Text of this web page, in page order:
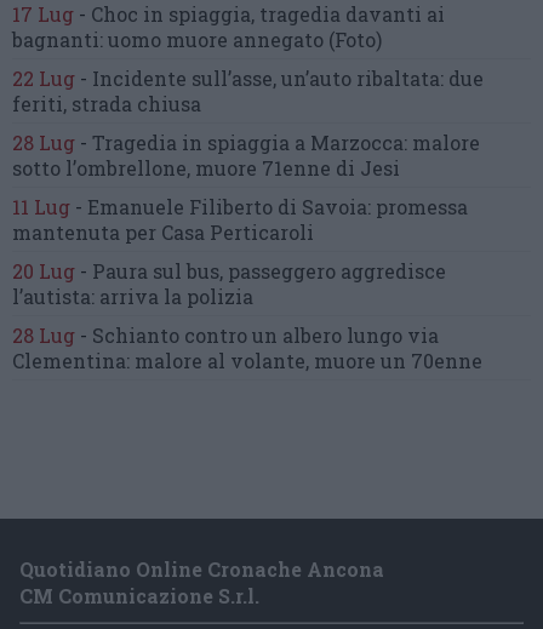
17 Lug - Choc in spiaggia, tragedia davanti ai
bagnanti:uomo muore annegato (Foto)
22 Lug - Incidente sull’asse, un’auto ribaltata: due
feriti, strada chiusa
28 Lug - Tragedia in spiaggia a Marzocca: malore
sotto l’ombrellone, muore 71enne di Jesi
11 Lug - Emanuele Filiberto di Savoia: promessa
mantenuta per Casa Perticaroli
20 Lug - Paura sul bus, passeggero aggredisce
l’autista: arriva la polizia
28 Lug - Schianto contro un albero lungo via
Clementina: malore al volante, muore un 70enne
Quotidiano Online Cronache Ancona
CM Comunicazione S.r.l.